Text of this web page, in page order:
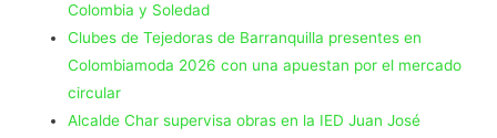
Colombia y Soledad
Clubes de Tejedoras de Barranquilla presentes en
Colombiamoda 2026 con una apuestan por el mercado
circular
Alcalde Char supervisa obras en la IED Juan José